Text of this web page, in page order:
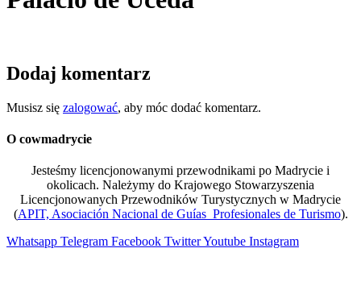
Dodaj komentarz
Musisz się zalogować, aby móc dodać komentarz.
O cowmadrycie
Jesteśmy licencjonowanymi przewodnikami po Madrycie i
okolicach. Należymy do Krajowego Stowarzyszenia
Licencjonowanych Przewodników Turystycznych w Madrycie
(APIT, Asociación Nacional de Guías Profesionales de Turismo).
Whatsapp Telegram Facebook TwitterYoutube Instagram